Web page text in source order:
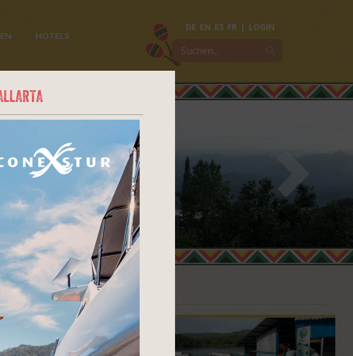
HOTELS
DE EN ES FR | LOGIN
Mexico Next
LOS DORADOS
VILLA